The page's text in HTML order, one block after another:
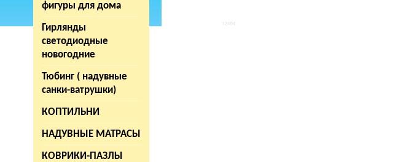
фигуры для дома
Гирлянды
светодиодные
новогодние
Тюбинг ( надувные
санки-ватрушки)
КОПТИЛЬНИ
НАДУВНЫЕ МАТРАСЫ
КОВРИКИ-ПАЗЛЫ